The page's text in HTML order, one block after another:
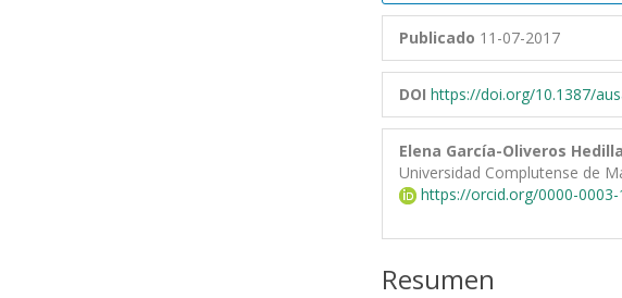
Publicado 11-07-2017
DOI https://doi.org/10.1387/
Elena García-Oliveros Hedilla
Universidad Complutense de
https://orcid.org/0000-0003-
Resumen